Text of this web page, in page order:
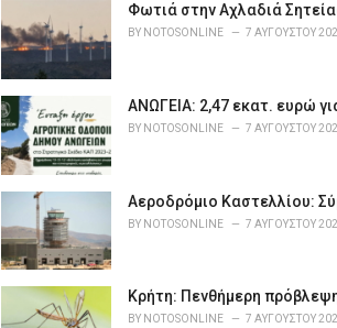
e
s
Φωτιά στην Αχλαδιά
BY NOTOSONLINE 7 ΑΥΓΟΎΣΤΟΥ
ΑΝΩΓΕΙΑ: 2,47 εκατ. ευρώ
BY NOTOSONLINE 7 ΑΥΓΟΎΣΤΟΥ
Αεροδρόμιο Καστελλίου:
BY NOTOSONLINE 7 ΑΥΓΟΎΣΤΟΥ
Κρήτη: Πενθήμερη
BY NOTOSONLINE 7 ΑΥΓΟΎΣΤΟΥ